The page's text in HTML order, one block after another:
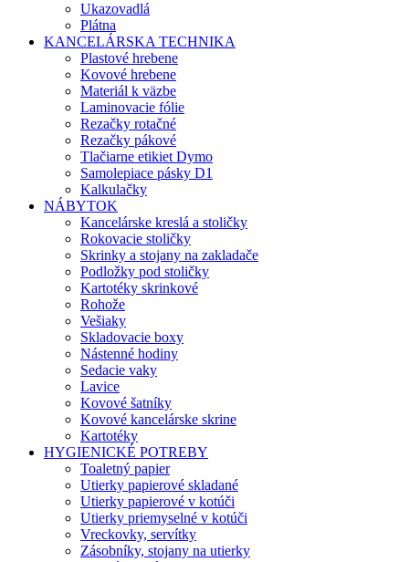
Ukazovadlá
Plátna
KANCELÁRSKA TECHNIKA
Plastové hrebene
Kovové hrebene
Materiál k väzbe
Laminovacie fólie
Rezačky rotačné
Rezačky pákové
Tlačiarne etikiet Dymo
Samolepiace pásky D1
Kalkulačky
NÁBYTOK
Kancelárske kreslá a stoličky
Rokovacie stoličky
Skrinky a stojany na zakladače
Podložky pod stoličky
Kartotéky skrinkové
Rohože
Vešiaky
Skladovacie boxy
Nástenné hodiny
Sedacie vaky
Lavice
Kovové šatníky
Kovové kancelárske skrine
Kartotéky
HYGIENICKÉ POTREBY
Toaletný papier
Utierky papierové skladané
Utierky papierové v kotúči
Utierky priemyselné v kotúči
Vreckovky, servítky
Zásobníky, stojany na utierky